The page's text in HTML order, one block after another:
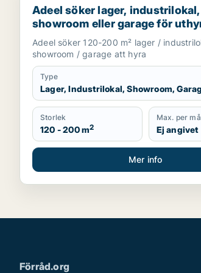
Adeel söker lager, industrilokal,
showroom eller garage för
Upplands Väsby, Vallentuna
Upplands-Bro m.fl.
Adeel söker 120-200 m² lager /
showroom / garage att hyra
Type
Lager, Industrilokal, Showroom,
Storlek
120 - 200 m2
Max. per
Ej angivet
Mer info
Förråd.org